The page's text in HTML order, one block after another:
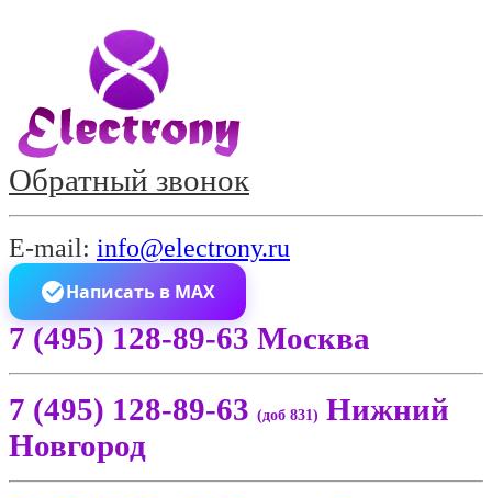
Обратный звонок
E-mail: info@electrony.ru
Написать в MAX
7 (495) 128-89-63 Москва
7 (495) 128-89-63 (доб 831) Нижний
Новгород